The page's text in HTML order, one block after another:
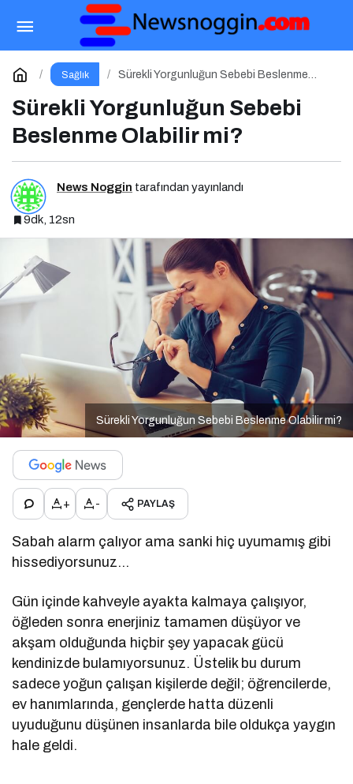
Sağlık
Sürekli Yorgunluğun Sebebi Beslenme
Sürekli Yorgunluğun Sebebi
Beslenme Olabilir mi?
News Noggin tarafından yayınlandı
9dk, 12sn
Sürekli Yorgunluğun Sebebi Beslenme Olabilir mi?
+ - PAYLAŞ
Sabah alarm çalıyor ama sanki hiç uyumamış gibi
hissediyorsunuz…
Gün içinde kahveyle ayakta kalmaya çalışıyor,
öğleden sonra enerjiniz tamamen düşüyor ve
akşam olduğunda hiçbir şey yapacak gücü
kendinizde bulamıyorsunuz. Üstelik bu durum
sadece yoğun çalışan kişilerde değil; öğrencilerde,
ev hanımlarında, gençlerde hatta düzenli
uyuduğunu düşünen insanlarda bile oldukça yaygın
hale geldi.
Sürekli Yorgunluğun Sebebi Beslenme Olabilir
mi?Yorum Yap